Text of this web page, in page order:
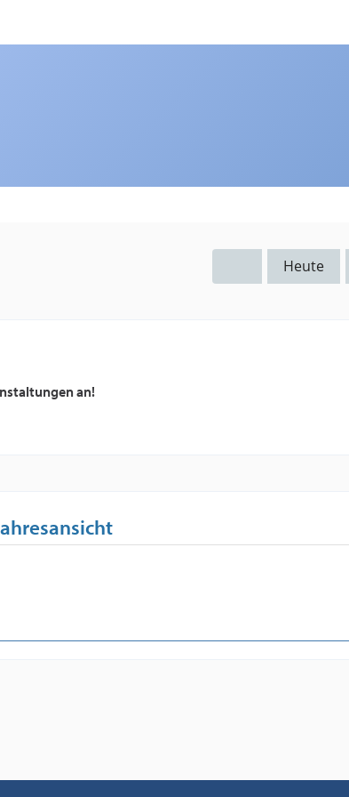
Heute
an!